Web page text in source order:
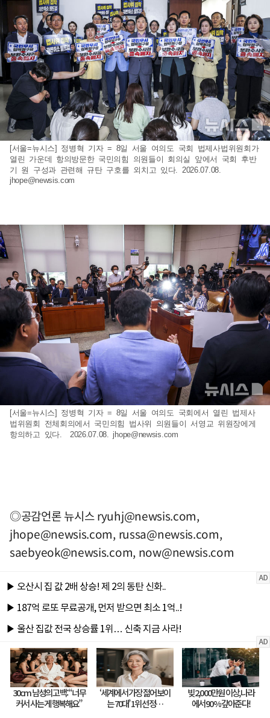
[서울=뉴시스] 정병혁 기자 = 8일 서울 여의도 국회 법제사법위원회가
열린 가운데 항의방문한 국민의힘 의원들이 회의실 앞에서 국회 후반
기 원 구성과 관련해 규탄 구호를 외치고 있다. 2026.07.08.
jhope@newsis.com
[서울=뉴시스] 정병혁 기자 = 8일 서울 여의도 국회에서 열린 법제사
법위원회 전체회의에서 국민의힘 법사위 의원들이 서영교 위원장에게
항의하고 있다. 2026.07.08. jhope@newsis.com
◎공감언론 뉴시스ryuhj@newsis.com,
jhope@newsis.com, russa@newsis.com,
saebyeok@newsis.com, now@newsis.com